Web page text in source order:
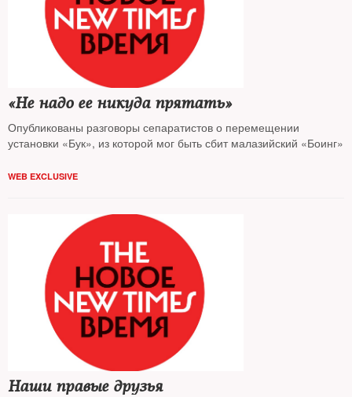
«Не надо ее никуда прятать»
Опубликованы разговоры сепаратистов о перемещении
установки «Бук», из которой мог быть сбит малазийский «Боинг»
WEB EXCLUSIVE
Наши правые друзья